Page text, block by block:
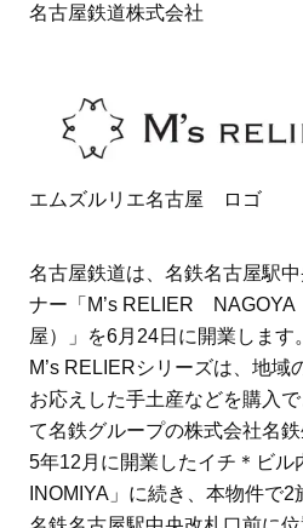
ママとパパに贈る「ジェンダ
ス学」
名古屋鉄道株式会社
エムズルリエ名古屋 ロゴ
名古屋鉄道は、名鉄名古屋駅
ナー「M’s RELIER NAGOYA
屋）」を6月24日に開業します。
M’s RELIERシリーズは、地域
お応えした手土産などを購入
て名鉄グループの株式会社名
5年12月に開業したイチ＊ビ
INOMIYA」に続き、本物件で2